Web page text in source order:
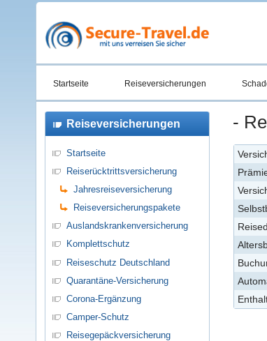
Startseite Reiseversicherungen
Reiseversicherungen
Startseite
Reiserücktrittsversicherung
Jahresreiseversicherung
Reiseversicherungspakete
Auslandskrankenversicherung
Komplettschutz
Reiseschutz Deutschland
Quarantäne-Versicherung
Corona-Ergänzung
Camper-Schutz
Reisegepäckversicherung
-